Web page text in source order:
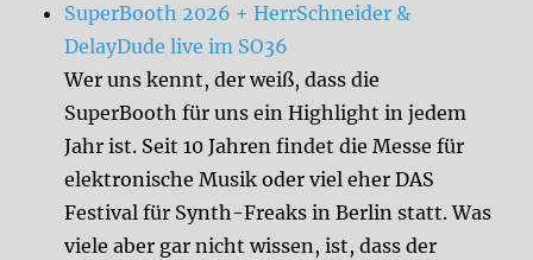
SuperBooth 2026 + HerrSchneider &
DelayDude live im SO36
Wer uns kennt, der weiß, dass die
SuperBooth für uns ein Highlight in jedem
Jahr ist. Seit 10 Jahren findet die Messe für
elektronische Musik oder viel eher DAS
Festival für Synth-Freaks in Berlin statt. Was
viele aber gar nicht wissen, ist, dass der